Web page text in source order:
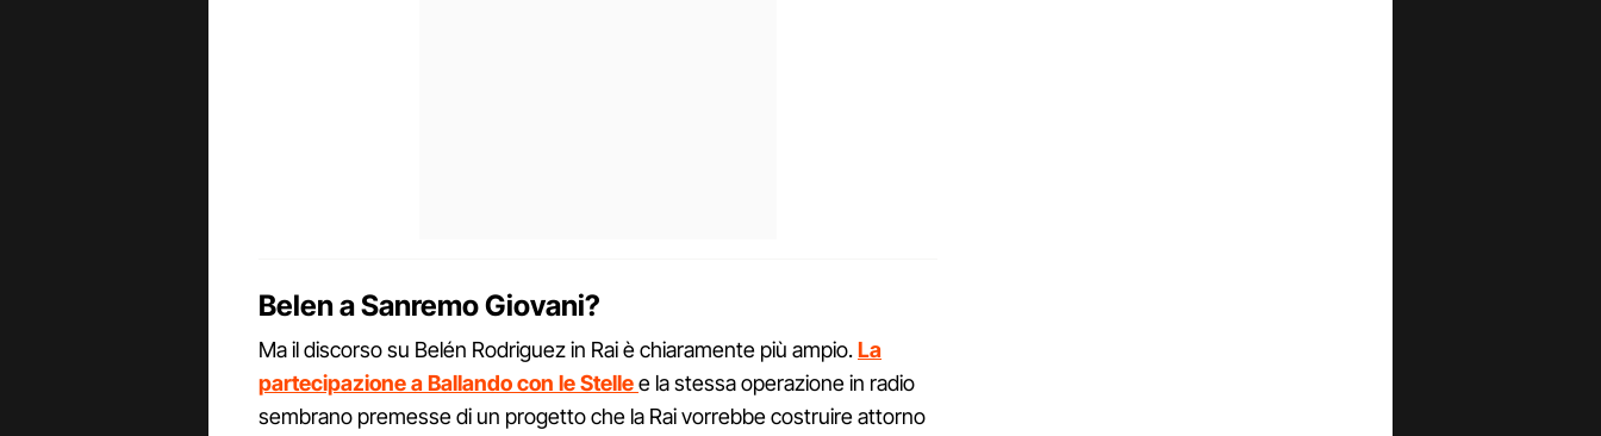
Belen a Sanremo Giovani?
Ma il discorso su Belén Rodriguez in Rai è chiaramente più ampio.La
partecipazione a Ballando con le Stellee la stessa operazione in radio
sembrano premesse di un progetto che la Rai vorrebbe costruire attorno